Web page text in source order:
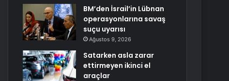
BM’den İsrail’in Lübnan
operasyonlarına savaş
suçu uyarısı
Ağustos 9, 2026
Satarken asla zarar
ettirmeyen ikinci el
araçlar